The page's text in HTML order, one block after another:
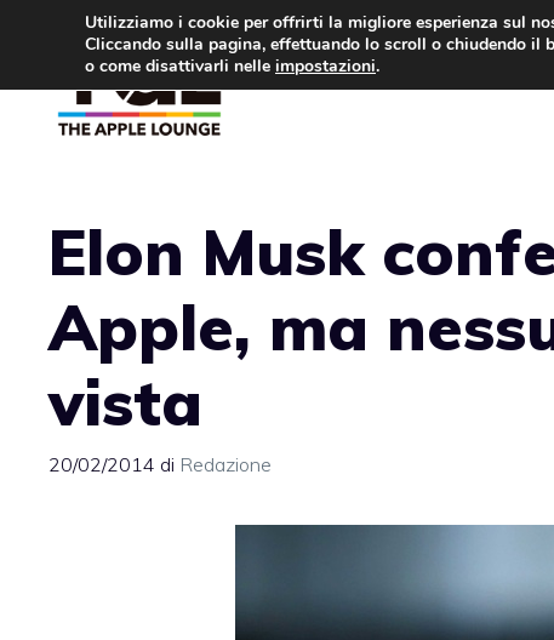
contenuto
Elon Musk
Apple, ma
vista
20/02/2014 di Redazione
Utilizziamo i cookie per offrirti la migliore esperienza sul
Cliccando sulla pagina, effettuando lo scroll o chiudendo
o come disattivarli nelle impostazioni.